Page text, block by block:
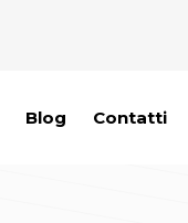
Blog Contatti